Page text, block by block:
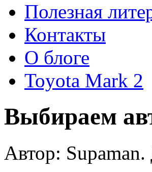
Полезная
Контакты
О блоге
Toyota Mark 2
Выбираем
Автор: